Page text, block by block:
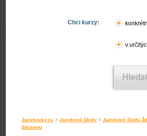
Chci kurzy:
v
Jazykovky.cz > Jazykové školy > Jazykové školy
Sázavou